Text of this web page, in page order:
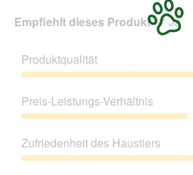
Empfiehlt dieses Produkt ✔Ja
Produktqualität
4
von
5
Preis-Leistungs-Verhältnis
Leistungs-
Verhältnis,
3
Zufriedenheit des Haustiers